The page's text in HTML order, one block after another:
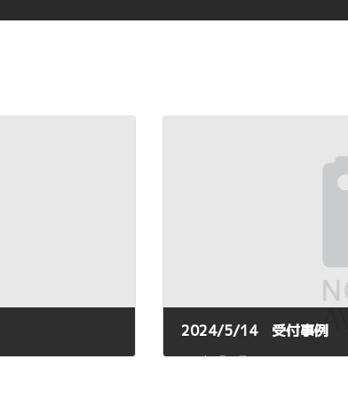
2024/5/14 受付事例
2024年5月15日